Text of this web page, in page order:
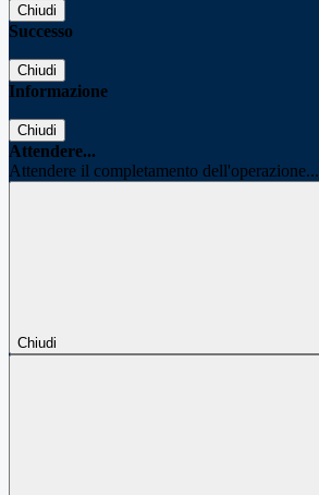
Chiudi
Successo
Chiudi
Informazione
Chiudi
Attendere...
Attendere il completamento dell'operazione...
Chiudi